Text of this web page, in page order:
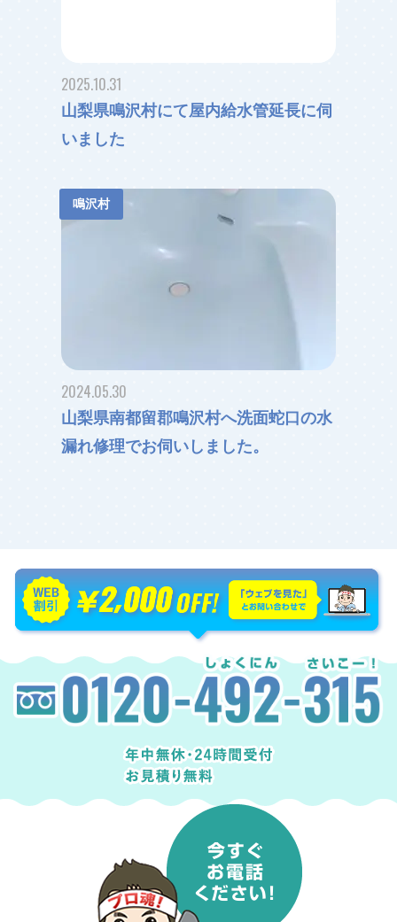
2025.10.31
山梨県鳴沢村にて屋内給水管延長に伺
いました
鳴沢村
2024.05.30
山梨県南都留郡鳴沢村へ洗面蛇口の水
漏れ修理でお伺いしました。